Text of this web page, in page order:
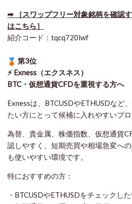
➡ ［スワップフリー対象銘柄を確認
はこちら］
紹介コード：tqcq720lwf
第3位
⚡ Exness（エクスネス）
BTC・仮想通貨CFDを重視する方へ
Exnessは、BTCUSDやETHUSDなど
たい方にとって候補に入れやすいブロ
為替、貴金属、株価指数、仮想通貨
認しやすく、短期売買や相場急変へ
も使いやすい環境です。
特におすすめの方：
・BTCUSDやETHUSDをチェックし